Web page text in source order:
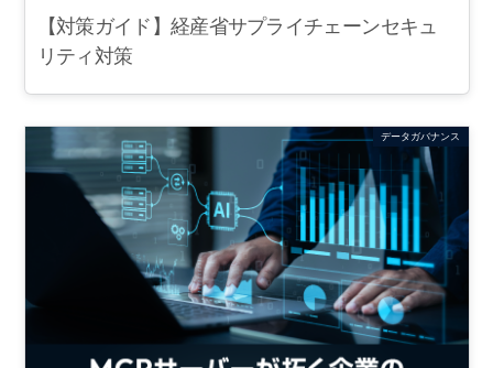
【対策ガイド】経産省サプライチェーンセキュ
リティ対策
データガバナンス